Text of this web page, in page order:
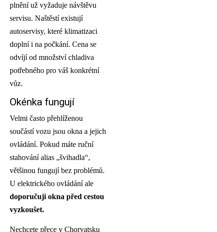
plnění už vyžaduje návštěvu
servisu. Naštěstí existují
autoservisy, které klimatizaci
doplní i na počkání. Cena se
odvíjí od množství chladiva
potřebného pro váš konkrétní
vůz.
Okénka fungují
Velmi často přehlíženou
součástí vozu jsou okna a jejich
ovládání. Pokud máte ruční
stahování alias „švihadla“,
většinou fungují bez problémů.
U elektrického ovládání ale
doporučuji okna před cestou
vyzkoušet.
Nechcete přece v Chorvatsku